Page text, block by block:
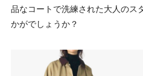
品なコートで洗練された大人のス
かがでしょうか？